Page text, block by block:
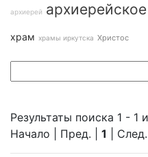
архиерей
храм храмы иркутска Христос
Результаты поиска 1 - 1
Начало | Пред. | 1 |